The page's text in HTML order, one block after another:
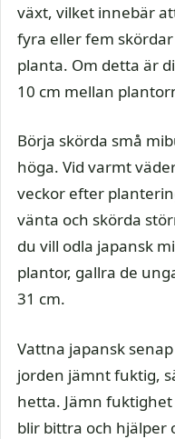
växt, vilket innebär
fyra eller fem
planta. Om detta är
10 cm mellan
Börja skörda små
höga. Vid varmt
veckor efter
vänta och skörda
du vill odla japansk
plantor, gallra de
31 cm.
Vattna japansk
jorden jämnt fuktig,
hetta. Jämn
blir bittra och hjälper